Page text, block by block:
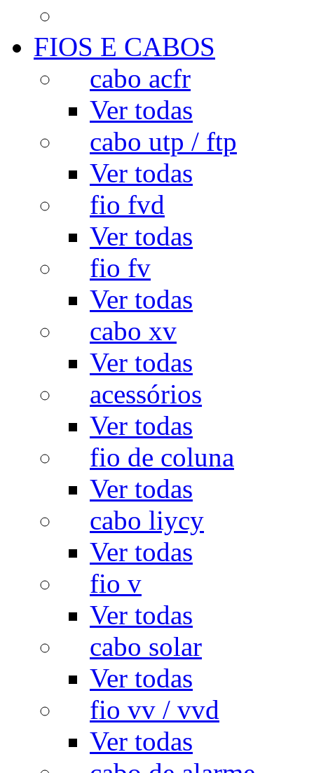
FIOS E CABOS
cabo acfr
Ver todas
cabo utp / ftp
Ver todas
fio fvd
Ver todas
fio fv
Ver todas
cabo xv
Ver todas
acessórios
Ver todas
fio de coluna
Ver todas
cabo liycy
Ver todas
fio v
Ver todas
cabo solar
Ver todas
fio vv / vvd
Ver todas